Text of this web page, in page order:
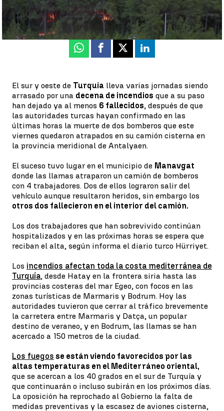
Antena 3 Noticias
Publicado:31 de julio de 2021, 20:08
Whatsapp
Facebook
X Linkedin
El sur y oeste de Turquía lleva varias jornadas siendo
arrasado por una decena de incendios que a su paso
han dejado ya al menos 6 fallecidos, después de que
las autoridades turcas hayan confirmado en las
últimas horas la muerte de dos bomberos que este
viernes quedaron atrapados en su camión cisterna en
la provincia meridional de Antalyaen.
El suceso tuvo lugar en el municipio de Manavgat
donde las llamas atraparon un camión de bomberos
con 4 trabajadores. Dos de ellos lograron salir del
vehículo aunque resultaron heridos, sin embargo los
otros dos fallecieron en el interior del camión.
Los dos trabajadores que han sobrevivido continúan
hospitalizados y en las próximas horas se espera que
reciban el alta, según informa el diario turco Hürriyet.
Los incendios afectan toda la costa mediterránea de
Turquía, desde Hatay en la frontera siria hasta las
provincias costeras del mar Egeo, con focos en las
zonas turísticas de Marmaris y Bodrum. Hoy las
autoridades tuvieron que cerrar al tráfico brevemente
la carretera entre Marmaris y Datça, un popular
destino de veraneo, y en Bodrum, las llamas se han
acercado a 150 metros de la ciudad.
Los fuegos se están viendo favorecidos por las
altas temperaturas en el Mediterráneo oriental,
que se acercan a los 40 grados en el sur de Turquía y
que continuarán o incluso subirán en los próximos días.
La oposición ha reprochado al Gobierno la falta de
medidas preventivas y la escasez de aviones cisterna,